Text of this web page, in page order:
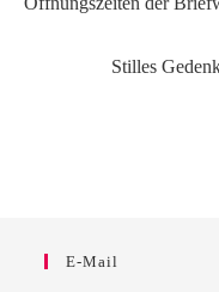
Stilles
E-Mail